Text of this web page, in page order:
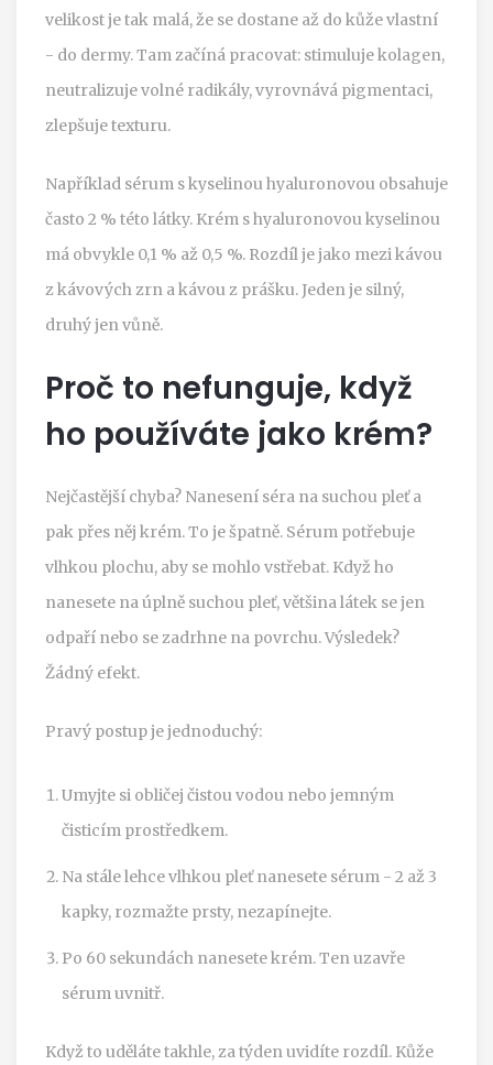
velikost je tak malá, že se dostane až do kůže vlastní
- do dermy. Tam začíná pracovat: stimuluje kolagen,
neutralizuje volné radikály, vyrovnává pigmentaci,
zlepšuje texturu.
Například sérum s kyselinou hyaluronovou obsahuje
často 2 % této látky. Krém s hyaluronovou kyselinou
má obvykle 0,1 % až 0,5 %. Rozdíl je jako mezi kávou
z kávových zrn a kávou z prášku. Jeden je silný,
druhý jen vůně.
Proč to nefunguje, když
ho používáte jako krém?
Nejčastější chyba? Nanesení séra na suchou pleť a
pak přes něj krém. To je špatně. Sérum potřebuje
vlhkou plochu, aby se mohlo vstřebat. Když ho
nanesete na úplně suchou pleť, většina látek se jen
odpaří nebo se zadrhne na povrchu. Výsledek?
Žádný efekt.
Pravý postup je jednoduchý:
Umyjte si obličej čistou vodou nebo jemným
čisticím prostředkem.
Na stále lehce vlhkou pleť nanesete sérum - 2 až 3
kapky, rozmažte prsty, nezapínejte.
Po 60 sekundách nanesete krém. Ten uzavře
sérum uvnitř.
Když to uděláte takhle, za týden uvidíte rozdíl. Kůže